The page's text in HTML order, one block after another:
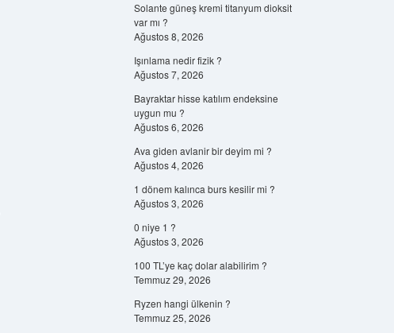
Solante güneş kremi titanyum dioksit
var mı ?
Ağustos 8, 2026
Işınlama nedir fizik ?
Ağustos 7, 2026
Bayraktar hisse katılım endeksine
uygun mu ?
Ağustos 6, 2026
Ava giden avlanir bir deyim mi ?
Ağustos 4, 2026
1 dönem kalınca burs kesilir mi ?
Ağustos 3, 2026
0 niye 1 ?
Ağustos 3, 2026
100 TL’ye kaç dolar alabilirim ?
Temmuz 29, 2026
Ryzen hangi ülkenin ?
Temmuz 25, 2026